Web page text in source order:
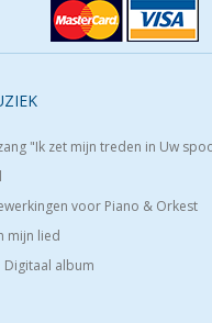
"Ik zet mijn treden in Uw
voor Piano & Orkest
mijn lied
album